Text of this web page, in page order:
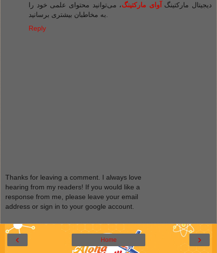
دیجیتال مارکتینگ
آوای مارکتینگ، می‌توانید محتوای علمی خود را
Reply
Thanks for leaving a comment. I always love
hearing from my readers! If you would like a
response from me, please leave your email
address or sign in to your google account.
‹ ›
Home